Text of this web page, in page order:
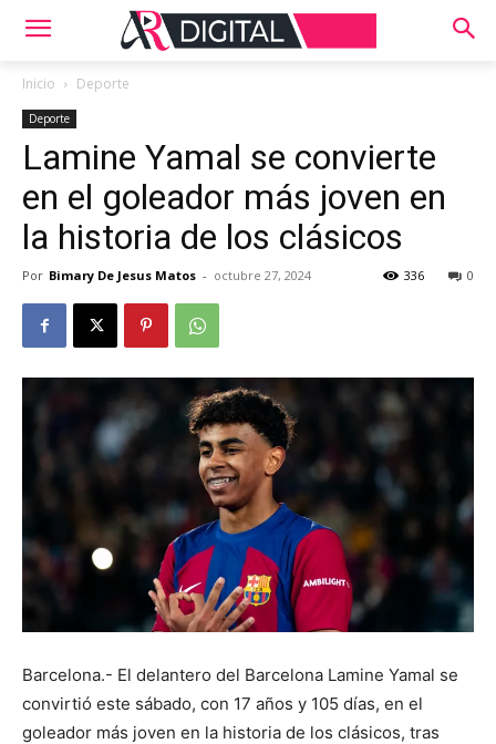
Inicio Deporte
Deporte
Lamine Yamal se convierte
en el goleador más joven en
la historia de los clásicos
Por Bimary De Jesus Matos - octubre 27, 2024 0
336
Barcelona.- El delantero del Barcelona Lamine Yamal se
convirtió este sábado, con 17 años y 105 días, en el
goleador más joven en la historia de los clásicos, tras